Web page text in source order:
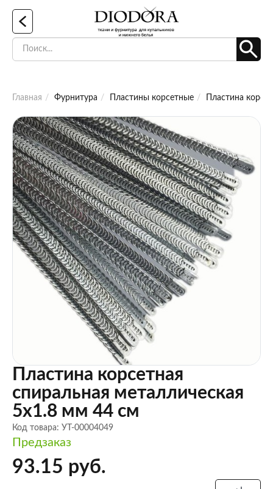
Главная Фурнитура Пластины корсетные Пластина
Пластина корсетная
спиральная металлическая
5х1.8 мм 44 см
Код товара: УТ-00004049
Предзаказ
93.15 руб.